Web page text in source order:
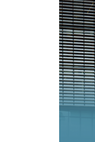
17:33
16:47
16:05
15:47
15:11
13:44
12:44
11:12
15:59